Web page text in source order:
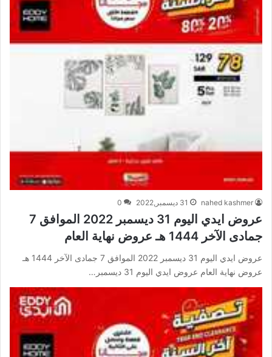
nahed kashmer 31 ديسمبر,2022 0
عروض ايدي اليوم 31 ديسمبر 2022 الموافق 7
جمادى الآخر 1444 هـ عروض نهاية العام
عروض ايدي اليوم 31 ديسمبر 2022 الموافق 7 جمادى الآخر 1444 هـ
عروض نهاية العام عروض ايدي اليوم 31 ديسمبر…